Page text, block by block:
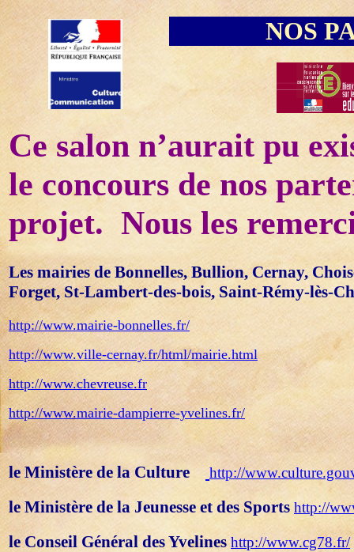
NOS
Ce salon n’aurait pu
le concours de nos
projet. Nous les
Les mairies de Bonnelles, Bullion, Cernay,
Forget, St-Lambert-des-bois, Saint-Rémy-lès-
http://www.mairie-bonnelles.fr/
http://www.ville-cernay.fr/html/mairie.html
http://www.chevreuse.fr
http://www.mairie-dampierre-yvelines.fr/
le Ministère de la Culture http://
le Ministère de la Jeunesse et des Sports http://
le Conseil Général des Yvelines http://www.cg78.fr/